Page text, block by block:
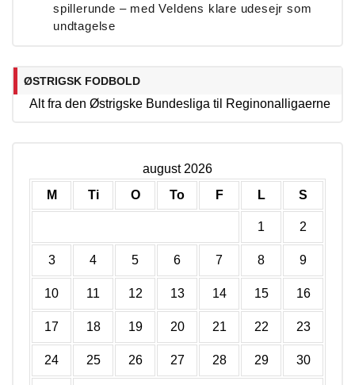
spillerunde – med Veldens klare udesejr som
undtagelse
ØSTRIGSK FODBOLD
Alt fra den Østrigske Bundesliga til Reginonalligaerne
august 2026
M
Ti O To F L S
1 2
3 4 5 6 7 8 9
10 11 12 13 14 15 16
17 18 19 20 21 22 23
24 25 26 27 28 29 30